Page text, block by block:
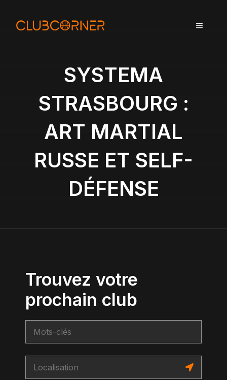
MENU
SYSTEMA
STRASBOURG :
ART MARTIAL
RUSSE ET SELF-
DÉFENSE
Trouvez votre
prochain club